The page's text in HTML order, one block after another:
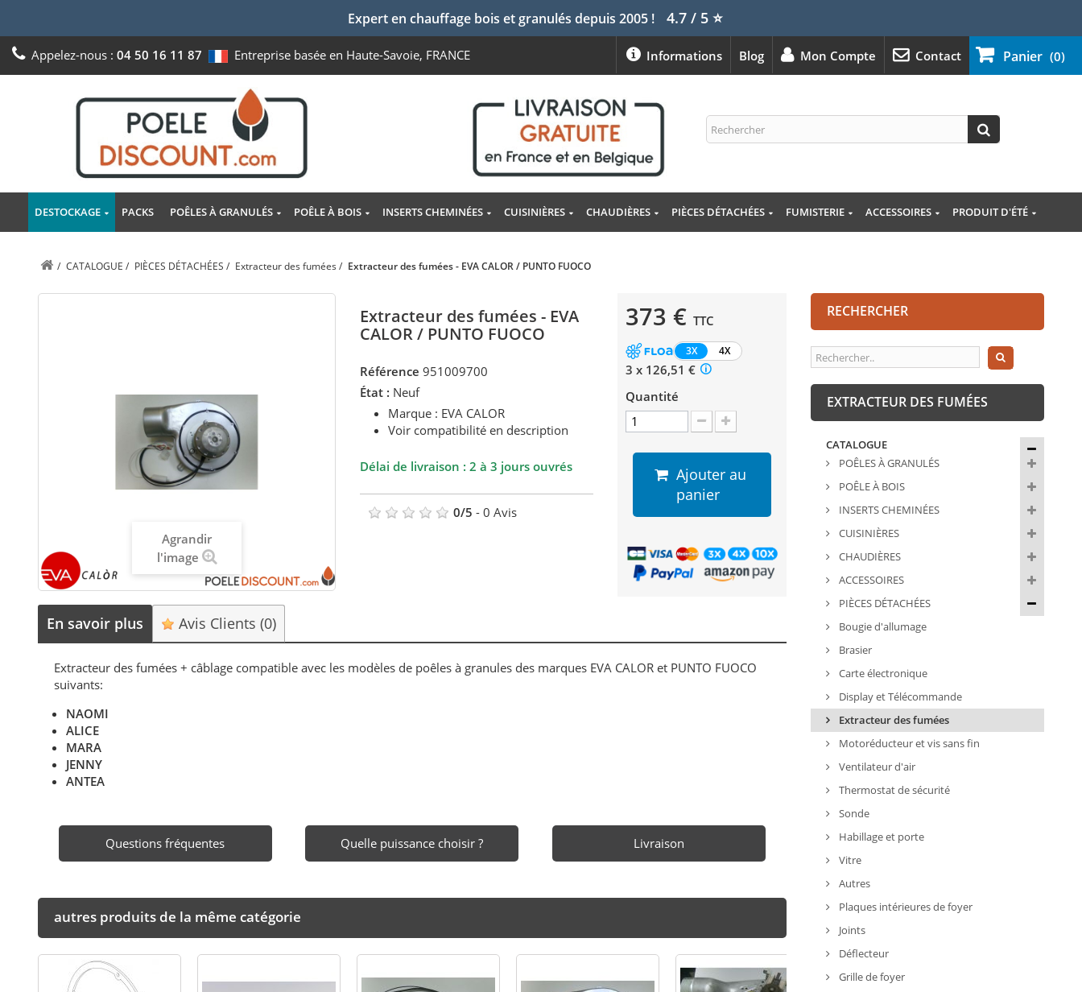
Expert en chauffage bois et granulés depuis 2005 ! 4.7 / 5⭐
Panier (0)
Appelez-nous : 04 50 16 11 87 Entreprise basée en Haute-Savoie, FRANCE Contact
Mon Compte
Blog
Informations
DESTOCKAGE PACKS POÊLES À GRANULÉS POÊLE À BOIS INSERTS CHEMINÉES CUISINIÈRES CHAUDIÈRES PIÈCES DÉTACHÉES FUMISTERIE ACCESSOIRES PRODUIT D'ÉTÉ
/ CATALOGUE / PIÈCES DÉTACHÉES / Extracteur des fumées / Extracteur des fumées - EVA CALOR / PUNTO FUOCO
Agrandir
l'image
Extracteur des fumées - EVA
CALOR / PUNTO FUOCO
Référence 951009700
État : Neuf
Marque : EVA CALOR
Voir compatibilité en description
Délai de livraison : 2 à 3 jours ouvrés
0/5 - 0 Avis
373 € TTC
3X 4X
3 x 126,51 €
Quantité
Ajouter au
panier
En savoir plus Avis Clients(0)
Extracteur des fumées + câblage compatible avec les modèles de poêles à granules des marques EVA CALOR et PUNTO FUOCO
suivants:
NAOMI
ALICE
MARA
JENNY
ANTEA
Questions fréquentes Quelle puissance choisir ? Livraison
autres produits de la même catégorie
RECHERCHER
EXTRACTEUR DES FUMÉES
CATALOGUE
POÊLES À GRANULÉS
POÊLE À BOIS
INSERTS CHEMINÉES
CUISINIÈRES
CHAUDIÈRES
ACCESSOIRES
PIÈCES DÉTACHÉES
Bougie d'allumage
Brasier
Carte électronique
Display et Télécommande
Extracteur des fumées
Motoréducteur et vis sans fin
Ventilateur d'air
Thermostat de sécurité
Sonde
Habillage et porte
Vitre
Autres
Plaques intérieures de foyer
Joints
Déflecteur
Grille de foyer